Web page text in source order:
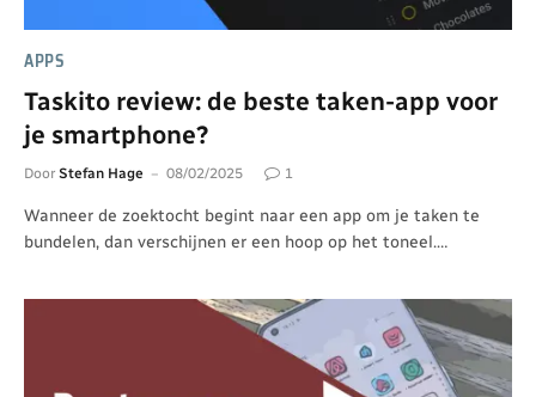
APPS
Taskito review: de beste taken-app voor
je smartphone?
Door Stefan Hage 08/02/2025 1
Wanneer de zoektocht begint naar een app om je taken te
bundelen, dan verschijnen er een hoop op het toneel.…